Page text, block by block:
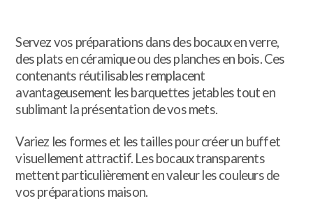
Servez vos préparations dans des bocaux en verre,
des plats en céramique ou des planches en bois. Ces
contenants réutilisables remplacent
avantageusement les barquettes jetables tout en
sublimant la présentation de vos mets.
Variez les formes et les tailles pour créer un buffet
visuellement attractif. Les bocaux transparents
mettent particulièrement en valeur les couleurs de
vos préparations maison.